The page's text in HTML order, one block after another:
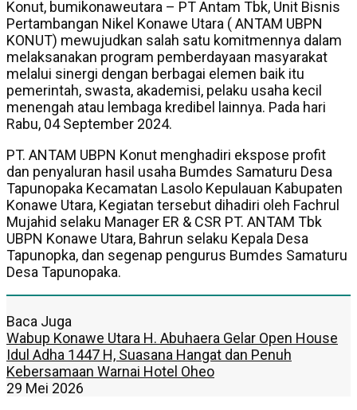
Konut, bumikonaweutara – PT Antam Tbk, Unit Bisnis
Pertambangan Nikel Konawe Utara ( ANTAM UBPN
KONUT) mewujudkan salah satu komitmennya dalam
melaksanakan program pemberdayaan masyarakat
melalui sinergi dengan berbagai elemen baik itu
pemerintah, swasta, akademisi, pelaku usaha kecil
menengah atau lembaga kredibel lainnya. Pada hari
Rabu, 04 September 2024.
PT. ANTAM UBPN Konut menghadiri ekspose profit
dan penyaluran hasil usaha Bumdes Samaturu Desa
Tapunopaka Kecamatan Lasolo Kepulauan Kabupaten
Konawe Utara, Kegiatan tersebut dihadiri oleh Fachrul
Mujahid selaku Manager ER & CSR PT. ANTAM Tbk
UBPN Konawe Utara, Bahrun selaku Kepala Desa
Tapunopka, dan segenap pengurus Bumdes Samaturu
Desa Tapunopaka.
Baca Juga
Wabup Konawe Utara H. Abuhaera Gelar Open House
Idul Adha 1447 H, Suasana Hangat dan Penuh
Kebersamaan Warnai Hotel Oheo
29 Mei 2026